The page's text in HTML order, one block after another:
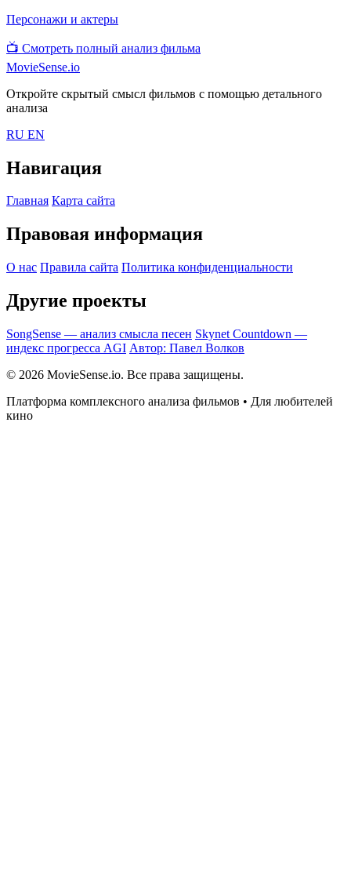
Персонажи и актеры
📺 Смотреть полный анализ фильма
MovieSense.io
Откройте скрытый смысл фильмов с помощью детального
анализа
RU EN
Навигация
Главная Карта сайта
Правовая информация
О нас Правила сайта Политика конфиденциальности
Другие проекты
SongSense — анализ смысла песен Skynet Countdown —
индекс прогресса AGI Автор: Павел Волков
© 2026 MovieSense.io. Все права защищены.
Платформа комплексного анализа фильмов • Для любителей
кино